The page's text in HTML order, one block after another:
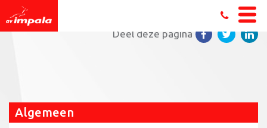
Home»Tweemaal een triathlondebuut
hetty2
Deel deze pagina
Algemeen